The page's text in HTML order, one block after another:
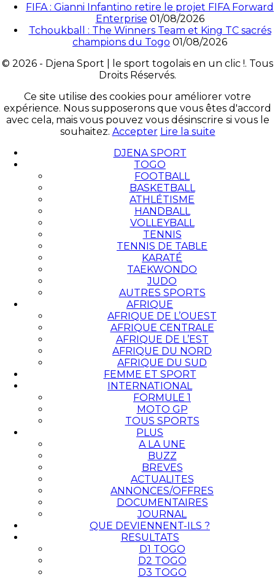
FIFA : Gianni Infantino retire le projet FIFA Forward
Enterprise 01/08/2026
Tchoukball : The Winners Team et King TC sacrés
champions du Togo 01/08/2026
© 2026 - Djena Sport | le sport togolais en un clic !. Tous
Droits Réservés.
Ce site utilise des cookies pour améliorer votre
expérience. Nous supposerons que vous êtes d'accord
avec cela, mais vous pouvez vous désinscrire si vous le
souhaitez. Accepter Lire la suite
DJENA SPORT
TOGO
FOOTBALL
BASKETBALL
ATHLÉTISME
HANDBALL
VOLLEYBALL
TENNIS
TENNIS DE TABLE
KARATÉ
TAEKWONDO
JUDO
AUTRES SPORTS
AFRIQUE
AFRIQUE DE L’OUEST
AFRIQUE CENTRALE
AFRIQUE DE L’EST
AFRIQUE DU NORD
AFRIQUE DU SUD
FEMME ET SPORT
INTERNATIONAL
FORMULE 1
MOTO GP
TOUS SPORTS
PLUS
A LA UNE
BUZZ
BREVES
ACTUALITES
ANNONCES/OFFRES
DOCUMENTAIRES
JOURNAL
QUE DEVIENNENT-ILS ?
RESULTATS
D1 TOGO
D2 TOGO
D3 TOGO